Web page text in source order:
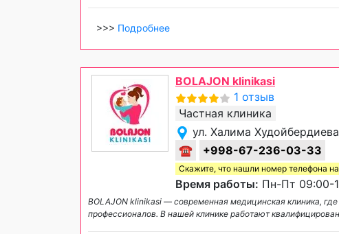
>>> Подробнее
BOLAJON klinikasi
1 отзыв
Частная клиника
ул. Халима
☎
+998-67-236-03-33
Скажите, что нашли номер телефона на
Время работы: Пн-Пт 09:00-
BOLAJON klinikasi — современная медицинская клиника,
профессионалов. В нашей клинике работают